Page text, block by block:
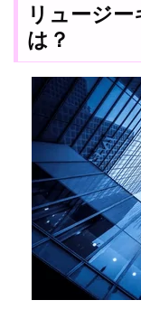
リュージ
は？